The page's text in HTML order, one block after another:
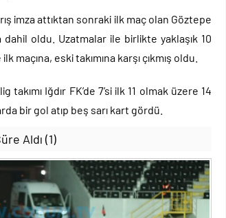
imza attıktan sonraki ilk maç olan Göztepe
dahil oldu. Uzatmalar ile birlikte yaklaşık 10
eski takımına karşı çıkmış oldu.
Iğdır FK’de 7’si ilk 11 olmak üzere 14
bir gol atıp beş sarı kart gördü.
Aldı (1)